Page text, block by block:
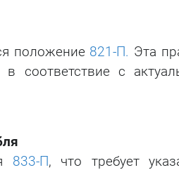
положение 821-П. Эта
соответствие с
833-П, что требует